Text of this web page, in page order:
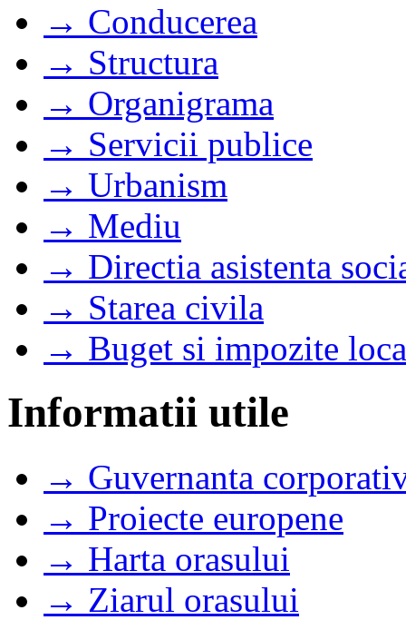
→ Conducerea
→ Structura
→ Organigrama
→ Servicii publice
→ Urbanism
→ Mediu
→ Directia asistenta
→ Starea civila
→ Buget si impozite
Informatii utile
→ Guvernanta
→ Proiecte europene
→ Harta orasului
→ Ziarul orasului